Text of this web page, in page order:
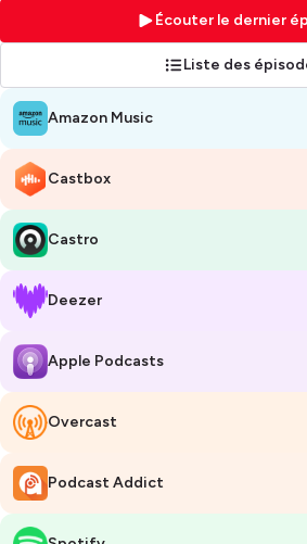
Chaque semaine nous traitons sur format
préparé soit avec les équipes de
de technologies, etc.).
accélérateur de PME et d’ETI
; nous
et leurs équipes dans l’identification et
croissance ; en d’autre terme nous
répondant à la question : Quelle relais de
entreprise ? Puis nous accompagnons le
le déploiement de l’entreprise sur les relais
ce soit sur des thématiques de croissance
ce soit sur les thématiques de par
sur les thématiques de la croissance
parfois il est plus pertinent d‘explorer un
plusieurs et une co entreprise entre
enjeux convergeants est la meilleure
studio collaboratif, nous cocréons et
joint-ventures.
Hébergé par Ausha. Visitez
Écouter le dernier
Liste des
Amazon Music
Castbox
Castro
Deezer
Apple Podcasts
Overcast
Podcast Addict